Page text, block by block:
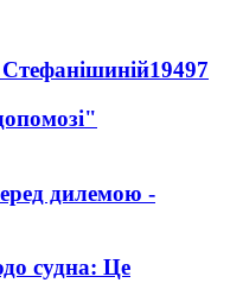
19497
дилемою -
судна: Це